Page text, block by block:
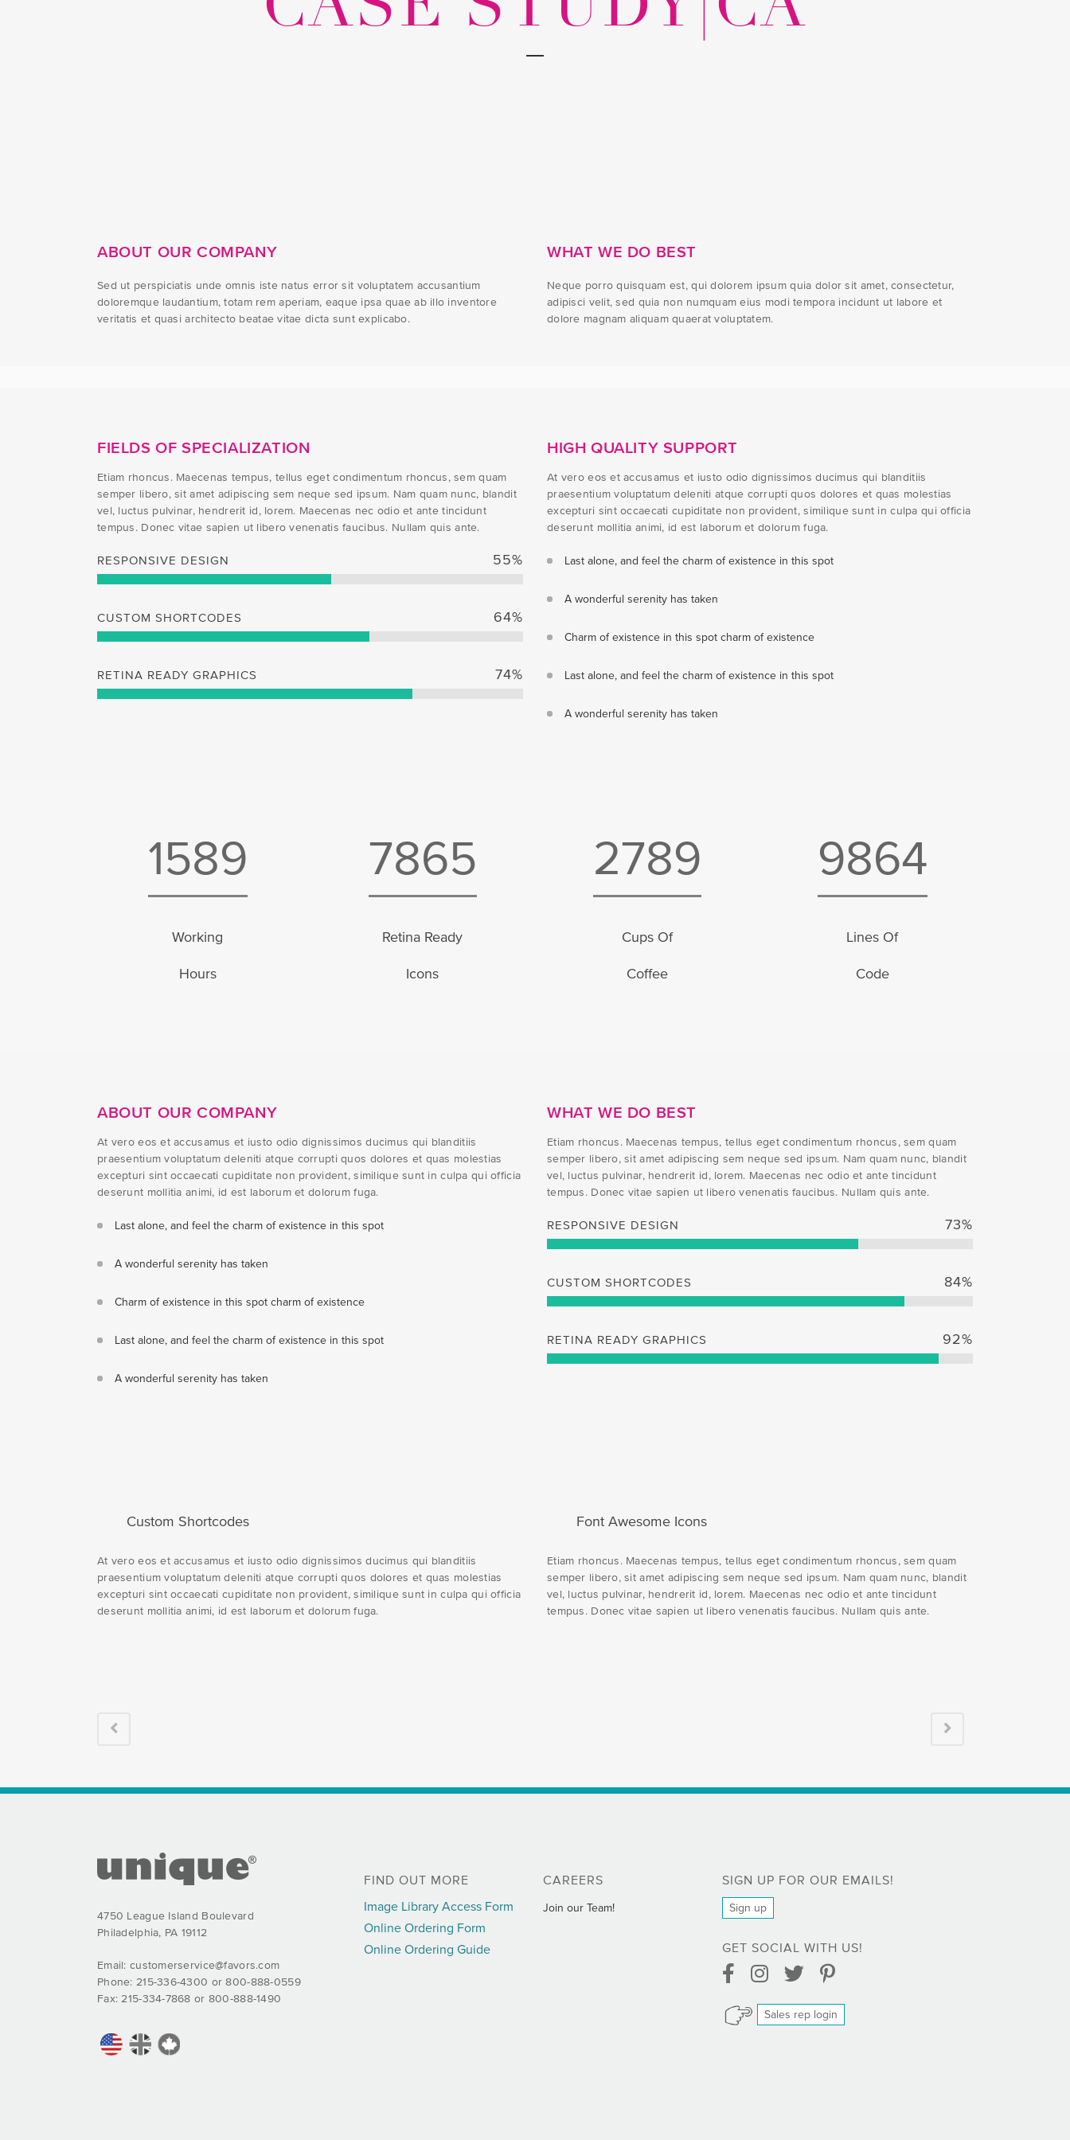
CASE STUDY|CA
ABOUT OUR COMPANY
Sed ut perspiciatis unde omnis iste natus error sit voluptatem accusantium
doloremque laudantium, totam rem aperiam, eaque ipsa quae ab illo inventore
veritatis et quasi architecto beatae vitae dicta sunt explicabo.
WHAT WE DO BEST
Neque porro quisquam est, qui dolorem ipsum quia dolor sit amet, consectetur,
adipisci velit, sed quia non numquam eius modi tempora incidunt ut labore et
dolore magnam aliquam quaerat voluptatem.
FIELDS OF SPECIALIZATION
Etiam rhoncus. Maecenas tempus, tellus eget condimentum rhoncus, sem quam
semper libero, sit amet adipiscing sem neque sed ipsum. Nam quam nunc, blandit
vel, luctus pulvinar, hendrerit id, lorem. Maecenas nec odio et ante tincidunt
tempus. Donec vitae sapien ut libero venenatis faucibus. Nullam quis ante.
RESPONSIVE DESIGN 55%
CUSTOM SHORTCODES 64%
RETINA READY GRAPHICS 74%
HIGH QUALITY SUPPORT
At vero eos et accusamus et iusto odio dignissimos ducimus qui blanditiis
praesentium voluptatum deleniti atque corrupti quos dolores et quas molestias
excepturi sint occaecati cupiditate non provident, similique sunt in culpa qui officia
deserunt mollitia animi, id est laborum et dolorum fuga.
Last alone, and feel the charm of existence in this spot
A wonderful serenity has taken
Charm of existence in this spot charm of existence
Last alone, and feel the charm of existence in this spot
A wonderful serenity has taken
1589
Working
Hours
7865
Retina Ready
Icons
2789
Cups Of
Coffee
9864
Lines Of
Code
ABOUT OUR COMPANY
At vero eos et accusamus et iusto odio dignissimos ducimus qui blanditiis
praesentium voluptatum deleniti atque corrupti quos dolores et quas molestias
excepturi sint occaecati cupiditate non provident, similique sunt in culpa qui officia
deserunt mollitia animi, id est laborum et dolorum fuga.
Last alone, and feel the charm of existence in this spot
A wonderful serenity has taken
Charm of existence in this spot charm of existence
Last alone, and feel the charm of existence in this spot
A wonderful serenity has taken
WHAT WE DO BEST
Etiam rhoncus. Maecenas tempus, tellus eget condimentum rhoncus, sem quam
semper libero, sit amet adipiscing sem neque sed ipsum. Nam quam nunc, blandit
vel, luctus pulvinar, hendrerit id, lorem. Maecenas nec odio et ante tincidunt
tempus. Donec vitae sapien ut libero venenatis faucibus. Nullam quis ante.
RESPONSIVE DESIGN 73%
CUSTOM SHORTCODES 84%
RETINA READY GRAPHICS 92%
Custom Shortcodes
At vero eos et accusamus et iusto odio dignissimos ducimus qui blanditiis
praesentium voluptatum deleniti atque corrupti quos dolores et quas molestias
excepturi sint occaecati cupiditate non provident, similique sunt in culpa qui officia
deserunt mollitia animi, id est laborum et dolorum fuga.
Font Awesome Icons
Etiam rhoncus. Maecenas tempus, tellus eget condimentum rhoncus, sem quam
semper libero, sit amet adipiscing sem neque sed ipsum. Nam quam nunc, blandit
vel, luctus pulvinar, hendrerit id, lorem. Maecenas nec odio et ante tincidunt
tempus. Donec vitae sapien ut libero venenatis faucibus. Nullam quis ante.
FOOTER SECTION
4750 League Island Boulevard
Philadelphia, PA 19112
Email: customerservice@favors.com
Phone: 215-336-4300 or 800-888-0559
Fax: 215-334-7868 or 800-888-1490
FIND OUT MORE
Image Library Access Form
Online Ordering Form
Online Ordering Guide
CAREERS
Join our Team!
SIGN UP FOR OUR EMAILS!
Sign up
GET SOCIAL WITH US!
Facebook LinkInstagram Link
Twitter Link
Pinterest Link
Sales rep login